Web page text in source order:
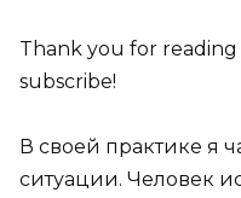
Thank you for
subscribe!
В своей практике я
ситуации. Человек